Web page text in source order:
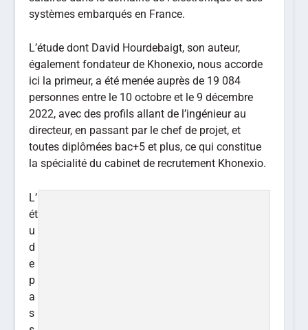
systèmes embarqués en France.
L’étude dont David Hourdebaigt, son auteur,
également fondateur de Khonexio, nous accorde
ici la primeur, a été menée auprès de 19 084
personnes entre le 10 octobre et le 9 décembre
2022, avec des profils allant de l’ingénieur au
directeur, en passant par le chef de projet, et
toutes diplômées bac+5 et plus, ce qui constitue
la spécialité du cabinet de recrutement Khonexio.
L’
ét
u
d
e
p
a
s